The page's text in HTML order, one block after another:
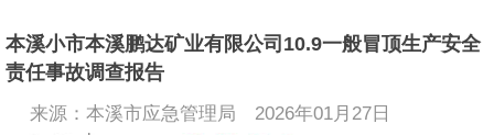
本溪小市本溪鹏达矿业有限公司10.9一般冒顶生产安全
责任事故调查报告
来源：本溪市应急管理局 2026年01月27日